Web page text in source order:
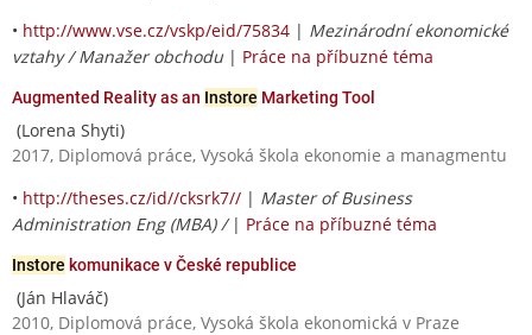
• http://www.vse.cz/vskp/eid/75834 | Mezinárodní ekonomické
vztahy / Manažer obchodu | Práce na příbuzné téma
Augmented Reality as an Instore Marketing Tool
(Lorena Shyti)
2017, Diplomová práce, Vysoká škola ekonomie a managmentu
• http://theses.cz/id//cksrk7// | Master of Business
Administration Eng (MBA) / | Práce na příbuzné téma
Instore komunikace v České republice
(Ján Hlaváč)
2010, Diplomová práce, Vysoká škola ekonomická v Praze